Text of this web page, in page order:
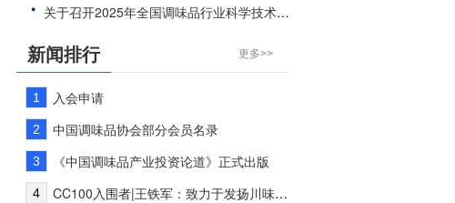
关于召开2025年全国调味品行业科学技术交流大会的通知
更多>>
新闻排行
1 入会申请
2 中国调味品协会部分会员名录
3 《中国调味品产业投资论道》正式出版
4 CC100入围者|王铁军：致力于发扬川味文化“新川味.潮出味”，打造新希望调味品产业生态链